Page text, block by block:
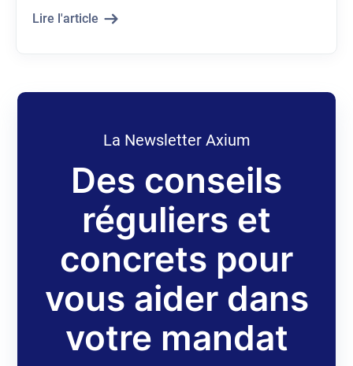
Lire l'article
La Newsletter Axium
Des conseils
réguliers et
concrets pour
vous aider dans
votre mandat